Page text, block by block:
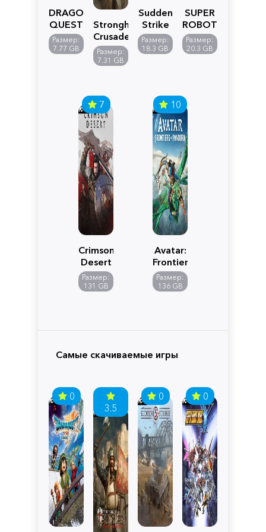
DRAGON
QUEST
VII
Reimagined
Размер:
7.77 GB
Stronghold
Crusader:
Definitive
Edition
Размер:
7.31 GB
Sudden
Strike
5
Размер:
18.3 GB
SUPER
ROBOT
WARS
Y
Размер:
20.3 GB
7
Crimson
Desert
Размер:
131 GB
10
Avatar:
Frontiers
of
Pandora
Размер:
136 GB
Самые скачиваемые игры
0
3.5
0 0